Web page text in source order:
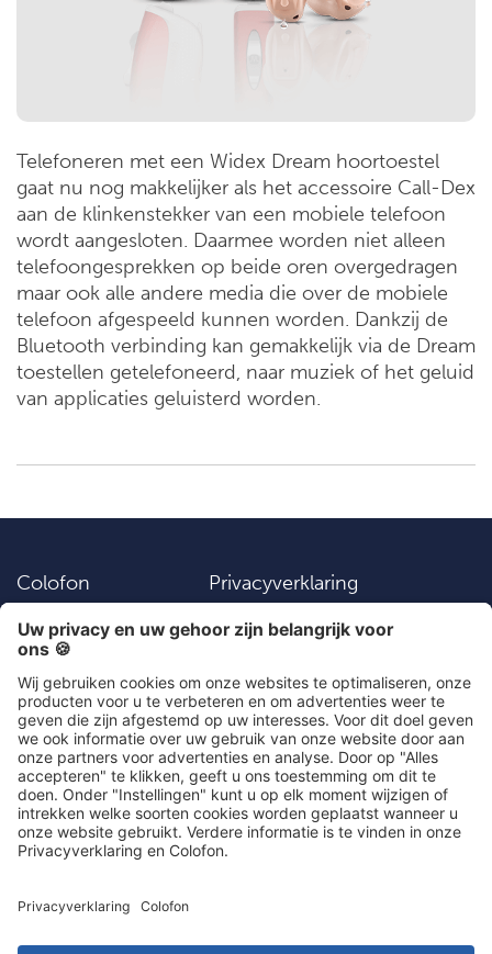
Telefoneren met een Widex Dream hoortoestel
gaat nu nog makkelijker als het accessoire Call-Dex
aan de klinkenstekker van een mobiele telefoon
wordt aangesloten. Daarmee worden niet alleen
telefoongesprekken op beide oren overgedragen
maar ook alle andere media die over de mobiele
telefoon afgespeeld kunnen worden. Dankzij de
Bluetooth verbinding kan gemakkelijk via de Dream
toestellen getelefoneerd, naar muziek of het geluid
van applicaties geluisterd worden.
Colofon
Privacyverklaring
Vacatures
Instellingen
Contact
voorwaarden
Social Media
030 203 01 41